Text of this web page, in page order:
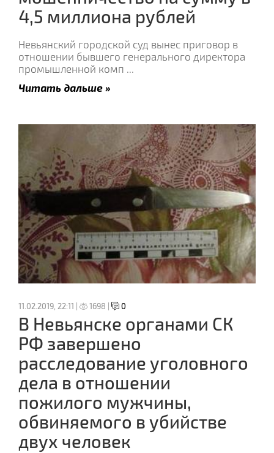
4,5 миллиона рублей
Невьянский городской суд вынес приговор в
отношении бывшего генерального директора
промышленной комп ...
Читать дальше »
11.02.2019, 22:11 | 1698 | 0
В Невьянске органами СК
РФ завершено
расследование уголовного
дела в отношении
пожилого мужчины,
обвиняемого в убийстве
двух человек